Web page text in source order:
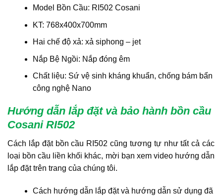
Model Bồn Cầu: RI502 Cosani
KT: 768x400x700mm
Hai chế độ xả: xả siphong – jet
Nắp Bệ Ngồi: Nắp đóng êm
Chất liệu: Sứ vệ sinh kháng khuẩn, chống bám bẩn
công nghệ Nano
Hướng dẫn lắp đặt và bảo hành bồn cầu
Cosani RI502
Cách lắp đặt bồn cầu RI502 cũng tương tự như tất cả các
loại bồn cầu liền khối khác, mời bạn xem video hướng dẫn
lắp đặt trên trang của chúng tôi.
Cách hướng dẫn lắp đặt và hướng dẫn sử dụng đã